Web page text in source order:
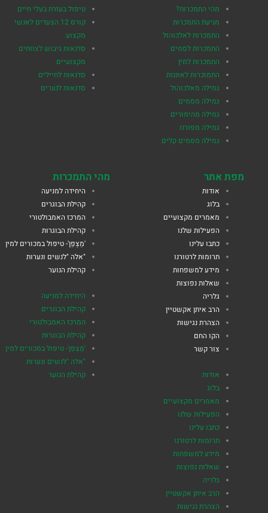
מהי התמכרות?
מניעת התמכרות
התמכרות לאלכוהול
התמכרות לסמים
התמכרות למין
התמוכרות לאוננות
גמילה מאלכוהול
גמילה מסמים
גמילה מהימורים
גמילה מפורנו
גמילה מסמים קלים
טיפול בעזרת בעלי חיים
קורס 12 הצעדים לאנשי
מקצוע
סדנאות גיבוש לצוותים
מקצועיים
סדנאות לחיילים
סדנאות לנערים
מפת אתר
אודות
בלוג
מאמרים מקצועיים
הפעילות שלנו
כתבו עלינו
תרומות לרטורנו
מידע למשפחות
שאלות נפוצות
גלריה
הרב איתן אקשטיין
הצהרת נגישות
הקו החם
צור קשר
אודות
בלוג
מאמרים מקצועיים
הפעילות שלנו
כתבו עלינו
תרומות לרטורנו
מידע למשפחות
שאלות נפוצות
גלריה
הרב איתן אקשטיין
הצהרת נגישות
מהי התמכרות
היחידה למניעה
קהילת הבוגרים
המרכז האמבולטורי
קהילת הבוגרות
'מַצְפֵן'- טיפול במכורים למין
"אלה "לנשים ונערות
קהילת הנוער
היחידה למניעה
קהילת הבוגרים
המרכז האמבולטורי
קהילת הבוגרות
'מַצְפֵן'- טיפול במכורים למין
"אלה "לנשים ונערות
קהילת הנוער